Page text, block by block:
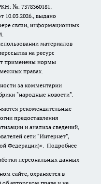
№: 7378360181.
10.03.2026., выдано
связи, информационных
материалов
на ресурс
применены нормы
правах.
за комментарии
"народные новости".
рекомендательные
предоставления
и анализа сведений,
сети "Интернет",
Федерации)». Подробнее
персональных данных
сайте, охраняется в